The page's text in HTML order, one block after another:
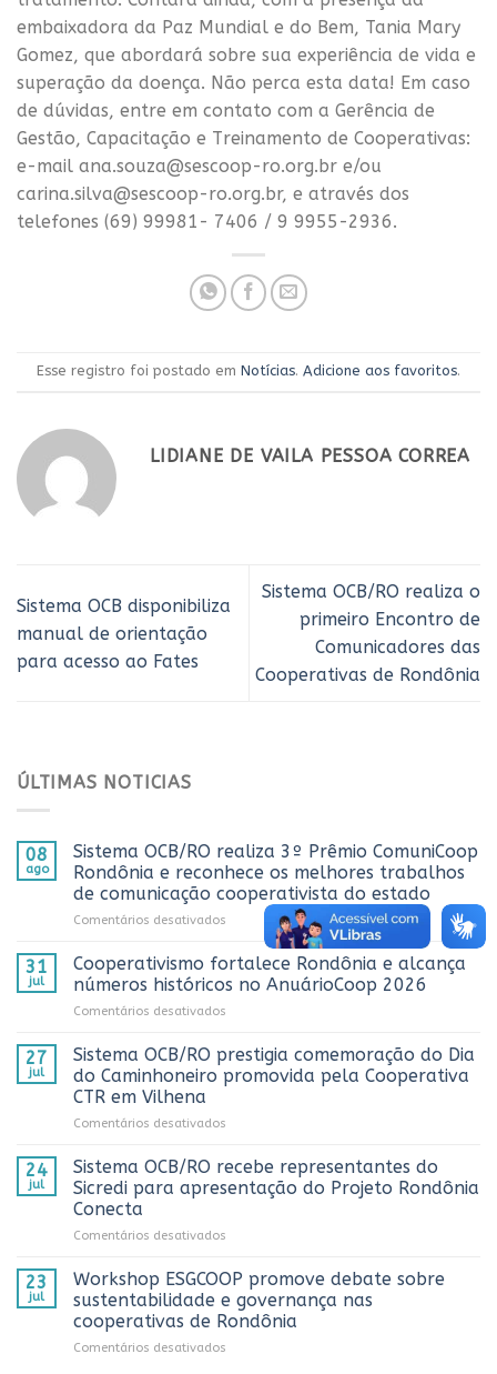
embaixadora da Paz Mundial e do Bem, Tania Mary
Gomez, que abordará sobre sua experiência de vida e
superação da doença. Não perca esta data! Em caso
de dúvidas, entre em contato com a Gerência de
Gestão, Capacitação e Treinamento de Cooperativas:
e-mail ana.souza@sescoop-ro.org.br e/ou
carina.silva@sescoop-ro.org.br, e através dos
telefones (69) 99981- 7406 / 9 9955-2936.
Esse registro foi postado em Notícias. Adicione aos favoritos.
LIDIANE DE VAILA PESSOA CORREA
Sistema OCB disponibiliza
manual de orientação
para acesso ao Fates
Sistema OCB/RO realiza o
primeiro Encontro de
Comunicadores das
Cooperativas de Rondônia
ÚLTIMAS NOTICIAS
08
ago
Sistema OCB/RO realiza 3º Prêmio ComuniCoop
Rondônia e reconhece os melhores trabalhos
de comunicação cooperativista do estado
Comentários desativados
Sistema
OCB/RO
3º
Rondônia
e
reconhece
de
comunicação
cooperativista
31
jul
Cooperativismo fortalece Rondônia e alcança
números históricos no AnuárioCoop 2026
Comentários desativados
fortalece
Rondônia
e
no
AnuárioCoop
2026
27
jul
Sistema OCB/RO prestigia comemoração do Dia
do Caminhoneiro promovida pela Cooperativa
CTR em Vilhena
Comentários desativados
OCB/RO
prestigia
comemoração
Caminhoneiro
promovida
pela
Cooperativa
24
jul
Sistema OCB/RO recebe representantes do
Sicredi para apresentação do Projeto Rondônia
Conecta
Comentários desativados
OCB/RO
recebe
representantes
do
23
jul
Workshop ESGCOOP promove debate sobre
sustentabilidade e governança nas
cooperativas de Rondônia
Comentários desativados